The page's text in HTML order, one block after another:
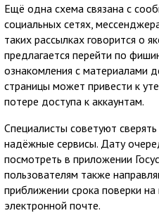
Ещё одна схема связана с
социальных сетях,
таких рассылках говорится о
предлагается перейти по
ознакомления с материалами
страницы может привести к
потере доступа к аккаунтам.
Специалисты советуют
надёжные сервисы. Дату
посмотреть в приложении
пользователям также
приближении срока поверки на
электронной почте.